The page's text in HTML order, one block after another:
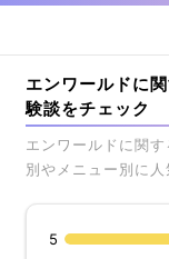
エンワールドに
験談をチェック
エンワールドに関
別やメニュー別に
5